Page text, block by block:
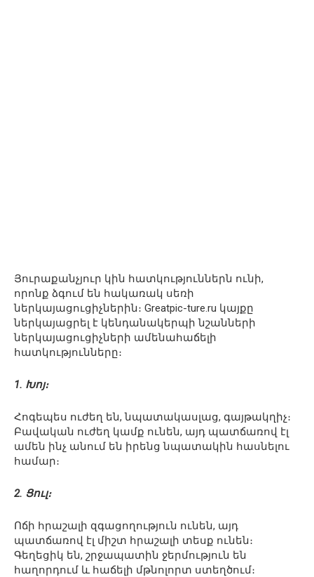
Յուրաքանչյուր կին հատկություններն ունի,
որոնք ձգում են հակառակ սեռի
ներկայացուցիչներին։ Greatpic-ture.ru կայքը
ներկայացրել է կենդանակերպի նշանների
ներկայացուցիչների ամենահաճելի
հատկությունները։
1. Խոյ։
Հոգեպես ուժեղ են, նպատակասլաց, գայթակղիչ։
Բավական ուժեղ կամք ունեն, այդ պատճառով էլ
ամեն ինչ անում են իրենց նպատակին հասնելու
համար։
2. Ցուլ։
Ոճի հրաշալի զգացողություն ունեն, այդ
պատճառով էլ միշտ հրաշալի տեսք ունեն։
Գեղեցիկ են, շրջապատին ջերմություն են
հաղորդում և հաճելի մթնոլորտ ստեղծում։